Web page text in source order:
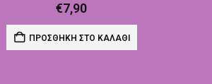
€7,90
ΠΡΟΣΘΉΚΗ ΣΤΟ ΚΑΛΆΘΙ